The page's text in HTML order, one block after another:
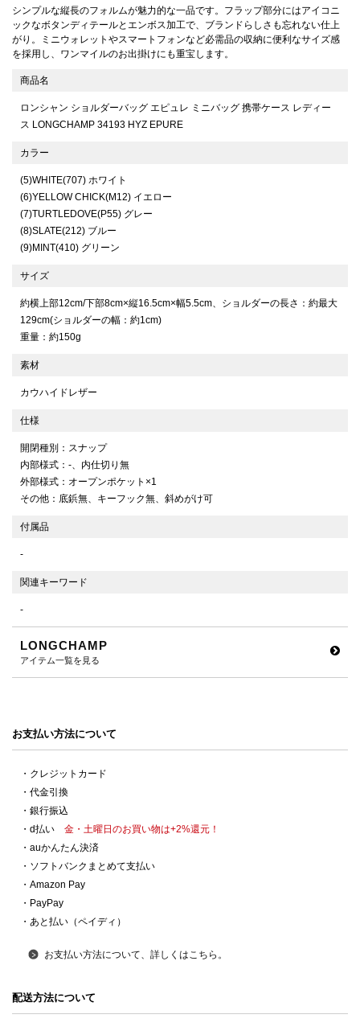
シンプルな縦長のフォルムが魅力的な一品です。フラップ部分にはアイコニ
ックなボタンディテールとエンボス加工で、ブランドらしさも忘れない仕上
がり。ミニウォレットやスマートフォンなど必需品の収納に便利なサイズ感
を採用し、ワンマイルのお出掛けにも重宝します。
商品名
ロンシャン ショルダーバッグ エピュレ ミニバッグ 携帯ケース レディー
ス LONGCHAMP 34193 HYZ EPURE
カラー
(5)WHITE(707) ホワイト
(6)YELLOW CHICK(M12) イエロー
(7)TURTLEDOVE(P55) グレー
(8)SLATE(212) ブルー
(9)MINT(410) グリーン
サイズ
約横上部12cm/下部8cm×縦16.5cm×幅5.5cm、ショルダーの長さ：約最大
129cm(ショルダーの幅：約1cm)
重量：約150g
素材
カウハイドレザー
仕様
開閉種別：スナップ
内部様式：-、内仕切り無
外部様式：オープンポケット×1
その他：底鋲無、キーフック無、斜めがけ可
付属品
-
関連キーワード
-
LONGCHAMP
アイテム一覧を見る
お支払い方法について
・クレジットカード
・代金引換
・銀行振込
・d払い 金・土曜日のお買い物は+2%還元！
・auかんたん決済
・ソフトバンクまとめて支払い
・Amazon Pay
・PayPay
・あと払い（ペイディ）
お支払い方法について、詳しくはこちら。
配送方法について